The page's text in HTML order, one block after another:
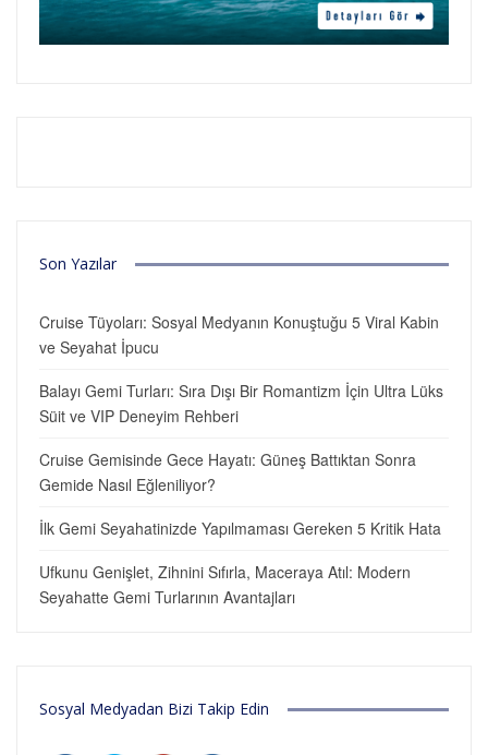
Son Yazılar
Cruise Tüyoları: Sosyal Medyanın Konuştuğu 5 Viral Kabin
ve Seyahat İpucu
Balayı Gemi Turları: Sıra Dışı Bir Romantizm İçin Ultra Lüks
Süit ve VIP Deneyim Rehberi
Cruise Gemisinde Gece Hayatı: Güneş Battıktan Sonra
Gemide Nasıl Eğleniliyor?
İlk Gemi Seyahatinizde Yapılmaması Gereken 5 Kritik Hata
Ufkunu Genişlet, Zihnini Sıfırla, Maceraya Atıl: Modern
Seyahatte Gemi Turlarının Avantajları
Sosyal Medyadan Bizi Takip Edin